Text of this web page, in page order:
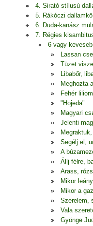
4. Sirató stílusú
5. Rákóczi
6. Duda-kanász
7. Régies
6 vagy
Lassan
Tüzet
Libabőr,
Meghozta
Fehér
"Hojeda"
Magyari
Jelenti
Segélj el,
A
Állj félre,
Arass,
Mikor
Mikor a
Szerelem,
Vala
Gyönge